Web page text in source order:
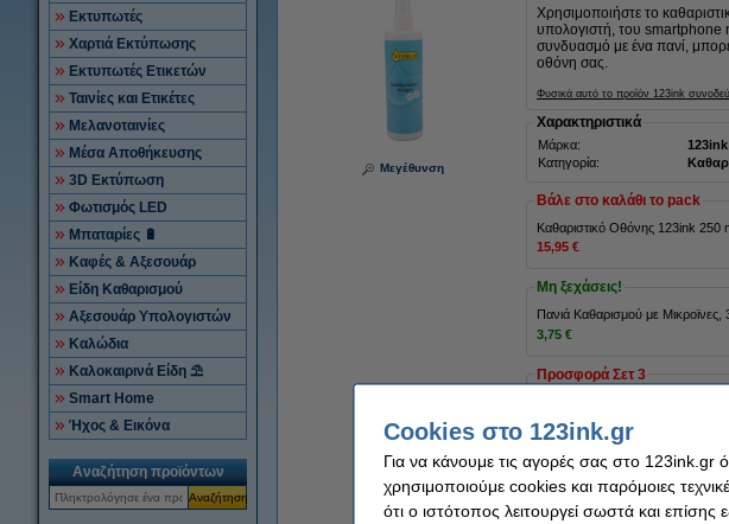
Εκτυπωτές
Χαρτιά Εκτύπωσης
Εκτυπωτές Ετικετών
Ταινίες και Ετικέτες
Μελανοταινίες
Μέσα Αποθήκευσης
3D Εκτύπωση
Φωτισμός LED
Μπαταρίες 🔋
Καφές & Αξεσουάρ
Είδη Καθαρισμού
Αξεσουάρ Υπολογιστών
Καλώδια
Καλοκαιρινά Είδη ⛱
Smart Home
Ήχος & Εικόνα
Αναζήτηση προϊόντων
Αναζήτηση
Μεγέθυνση
Χρησιμοποιήστε το
υπολογιστή, του smartphone
συνδυασμό με ένα πανί,
οθόνη σας.
Φυσικά αυτό το προϊόν 123ink
Χαρακτηριστικά
Μάρκα: 123ink
Κατηγορία:
Βάλε στο καλάθι το pack
Καθαριστικό Οθόνης 123ink 250
15,95 €
Μη ξεχάσεις!
Πανιά Καθαρισμού με
3,75 €
Προσφορά Σετ 3
15,95 €
Tip
Σε συμβουλεύουμε να
Cookies στο 123ink.gr
Για να κάνουμε τις αγορές σας στο 123ink.gr
χρησιμοποιούμε cookies και παρόμοιες
ότι ο ιστότοπος λειτουργεί σωστά και επίσης